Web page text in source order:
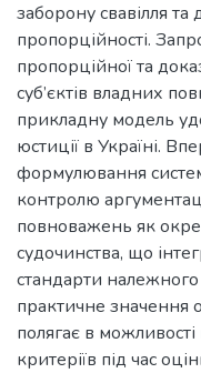
заборону свавілля
пропорційності.
пропорційної та
суб’єктів владних
прикладну модель
юстиції в Україні.
формулювання
контролю
повноважень як
судочинства, що
стандарти
практичне значення
полягає в
критеріїв під час